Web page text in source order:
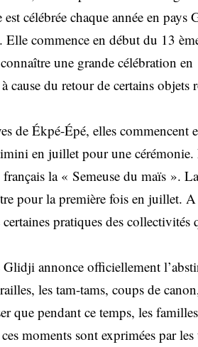
célébrée chaque année en pays
commence en début du 13
une grande célébration
cause du retour de certains
de Ékpé-Épé, elles commencent
en juillet pour une
la « Semeuse du maïs ».
pour la première fois en juillet. A
certaines pratiques des
annonce officiellement
les tam-tams, coups de
que pendant ce temps, les
moments sont exprimées par